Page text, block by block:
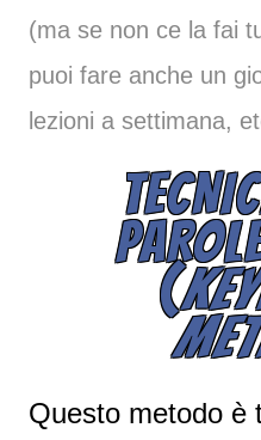
(ma se non ce la fai
puoi fare anche un
lezioni a settimana,
(
Questo metodo è